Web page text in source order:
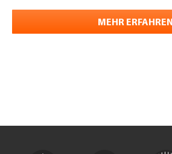
MEHR ERFAHREN